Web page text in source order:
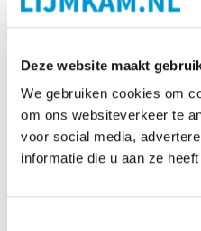
Deze website maakt
We gebruiken cookies om
om ons websiteverkeer te
voor social media,
informatie die u aan ze